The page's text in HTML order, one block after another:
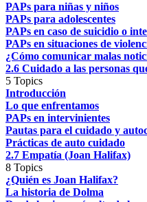
PAPs para niñas y niños
PAPs para adolescentes
PAPs en caso de suicidio o
PAPs en situaciones de
¿Cómo comunicar malas
2.6 Cuidado a las personas
5 Topics
Introducción
Lo que enfrentamos
PAPs en intervinientes
Pautas para el cuidado y
Prácticas de auto cuidado
2.7 Empatía (Joan Halifax)
8 Topics
¿Quién es Joan Halifax?
La historia de Dolma